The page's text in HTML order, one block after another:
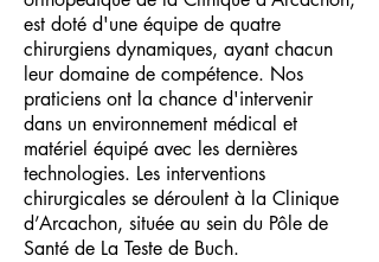
est doté d'une équipe de quatre
chirurgiens dynamiques, ayant chacun
leur domaine de compétence. Nos
praticiens ont la chance d'intervenir
dans un environnement médical et
matériel équipé avec les dernières
technologies. Les interventions
chirurgicales se déroulent à la Clinique
d’Arcachon, située au sein du Pôle de
Santé de La Teste de Buch.